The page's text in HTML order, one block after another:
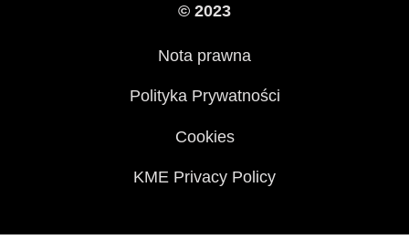
© 2023
Nota prawna
Polityka Prywatności
Cookies
KME Privacy Policy